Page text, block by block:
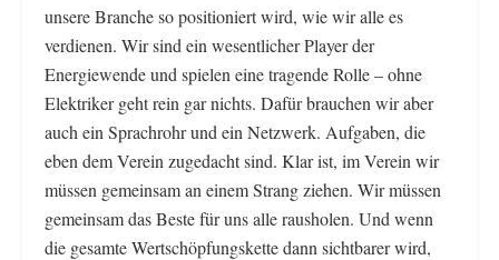
unsere Branche so positioniert wird, wie wir alle es
verdienen. Wir sind ein wesentlicher Player der
Energiewende und spielen eine tragende Rolle – ohne
Elektriker geht rein gar nichts. Dafür brauchen wir aber
auch ein Sprachrohr und ein Netzwerk. Aufgaben, die
eben dem Verein zugedacht sind. Klar ist, im Verein wir
müssen gemeinsam an einem Strang ziehen. Wir müssen
gemeinsam das Beste für uns alle rausholen. Und wenn
die gesamte Wertschöpfungskette dann sichtbarer wird,